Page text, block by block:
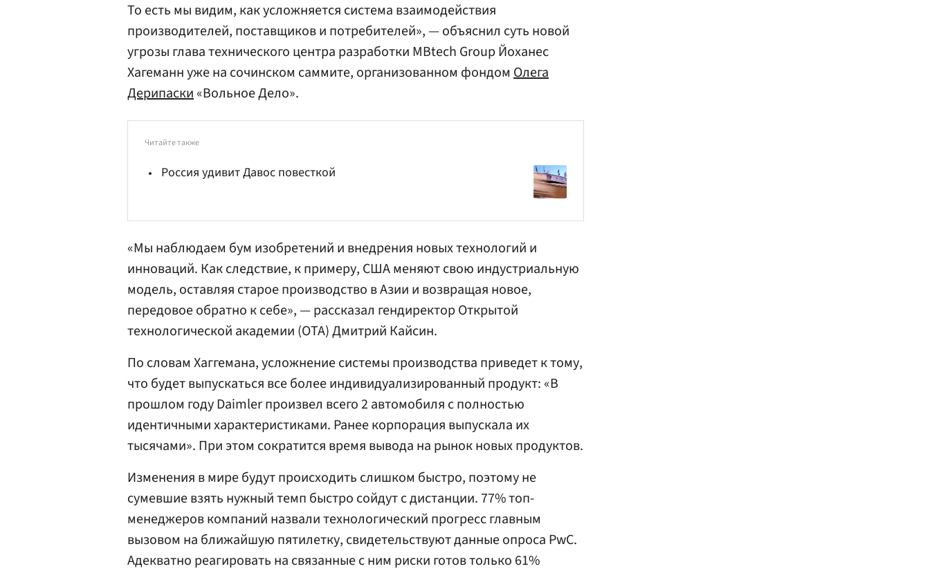
То есть мы видим, как усложняется система взаимодействия
производителей, поставщиков и потребителей», — объяснил суть новой
угрозы глава технического центра разработки MBtech Group Йоханес
Хагеманн уже на сочинском саммите, организованном фондом Олега
Дерипаски«Вольное Дело».
Читайте также
Россия удивит Давос повесткой
«Мы наблюдаем бум изобретений и внедрения новых технологий и
инноваций. Как следствие, к примеру, США меняют свою индустриальную
модель, оставляя старое производство в Азии и возвращая новое,
передовое обратно к себе», — рассказал гендиректор Открытой
технологической академии (ОТА) Дмитрий Кайсин.
По словам Хаггемана, усложнение системы производства приведет к тому,
что будет выпускаться все более индивидуализированный продукт: «В
прошлом году Daimler произвел всего 2 автомобиля с полностью
идентичными характеристиками. Ранее корпорация выпускала их
тысячами». При этом сократится время вывода на рынок новых продуктов.
Изменения в мире будут происходить слишком быстро, поэтому не
сумевшие взять нужный темп быстро сойдут с дистанции. 77% топ-
менеджеров компаний назвали технологический прогресс главным
вызовом на ближайшую пятилетку, свидетельствуют данные опроса PwC.
Адекватно реагировать на связанные с ним риски готов только 61%